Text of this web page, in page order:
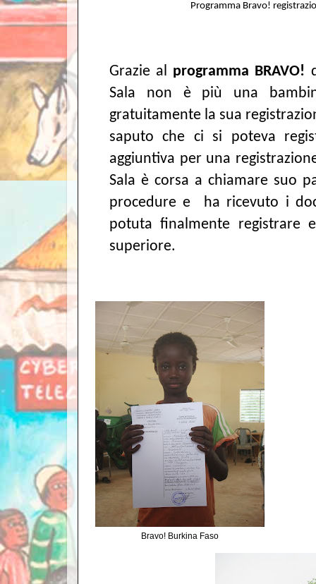
Programma Bravo!
Grazie al programma BRAVO!
Sala non è più una
gratuitamente la sua
saputo che ci si poteva
aggiuntiva per una
Sala è corsa a chiamare suo
procedure e ha ricevuto i
potuta finalmente registrare
superiore.
Bravo! Burkina Faso